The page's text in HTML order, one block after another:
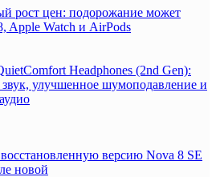
рост цен: подорожание может
Apple Watch и AirPods
Headphones (2nd Gen):
улучшенное шумоподавление и
версию Nova 8 SE
новой